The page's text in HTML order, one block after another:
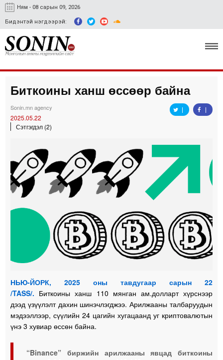
Ням - 08 сарын 09, 2026
Бидэнтэй нэгдээрэй:
Улс төр, эдийн засаг
Спорт
Easy news
Биткоины ханш өссөөр байна
Sonin.mn agency
2025.05.22
Сэтгэгдэл (2)
НЬЮ-ЙОРК, 2025 оны тавдугаар сарын 22
/TASS/. Биткоины ханш 110 мянган ам.долларт хүрснээр
дээд үзүүлэлт дахин шинэчлэгджээ. Арилжааны талбаруудын
мэдээллээр, сүүлийн 24 цагийн хугацаанд уг криптовалютын
үнэ 3 хувиар өссөн байна.
“Binance” биржийн арилжааны явцад биткоины